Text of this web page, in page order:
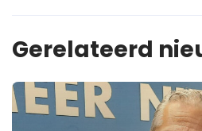
Gerelateerd